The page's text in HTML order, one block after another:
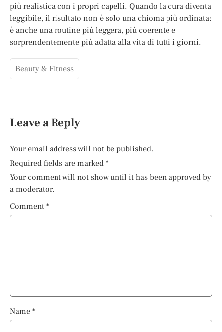
più realistica con i propri capelli. Quando la cura diventa
leggibile, il risultato non è solo una chioma più ordinata:
è anche una routine più leggera, più coerente e
sorprendentemente più adatta alla vita di tutti i giorni.
Beauty & Fitness
Leave a Reply
Your email address will not be published.
Required fields are marked *
Your comment will not show until it has been approved by
a moderator.
Comment *
Name *